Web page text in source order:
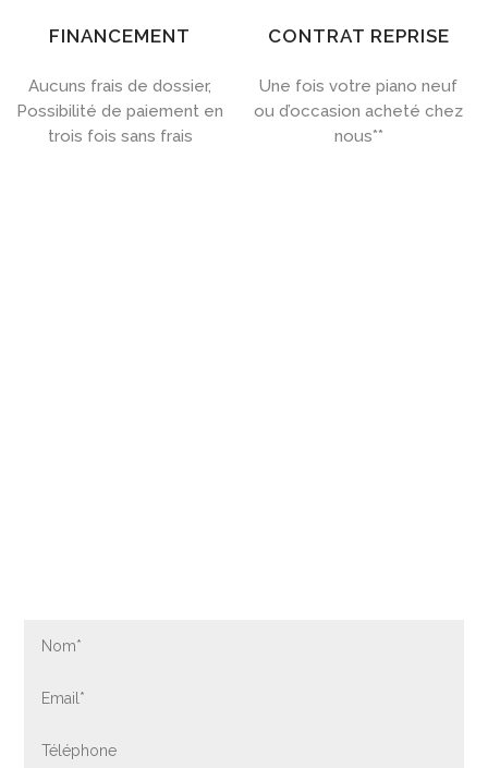
FINANCEMENT
Aucuns frais de dossier,
Possibilité de paiement en
trois fois sans frais
CONTRAT REPRISE
Une fois votre piano neuf
ou d’occasion acheté chez
nous**